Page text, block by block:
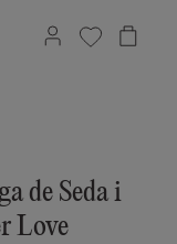
de Seda i
Love